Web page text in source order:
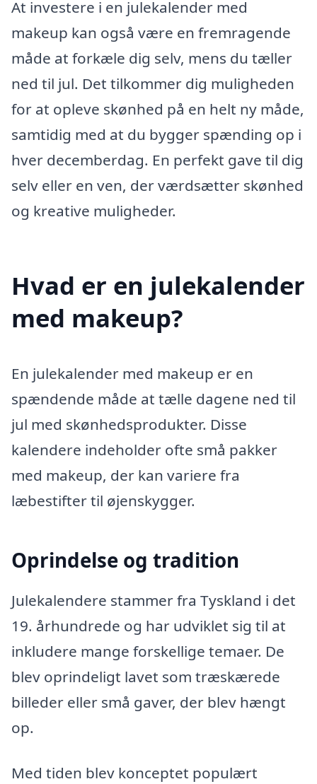
At investere i en julekalender med
makeup kan også være en fremragende
måde at forkæle dig selv, mens du tæller
ned til jul. Det tilkommer dig muligheden
for at opleve skønhed på en helt ny måde,
samtidig med at du bygger spænding op i
hver decemberdag. En perfekt gave til dig
selv eller en ven, der værdsætter skønhed
og kreative muligheder.
Hvad er en julekalender
med makeup?
En julekalender med makeup er en
spændende måde at tælle dagene ned til
jul med skønhedsprodukter. Disse
kalendere indeholder ofte små pakker
med makeup, der kan variere fra
læbestifter til øjenskygger.
Oprindelse og tradition
Julekalendere stammer fra Tyskland i det
19. århundrede og har udviklet sig til at
inkludere mange forskellige temaer. De
blev oprindeligt lavet som træskærede
billeder eller små gaver, der blev hængt
op.
Med tiden blev konceptet populært